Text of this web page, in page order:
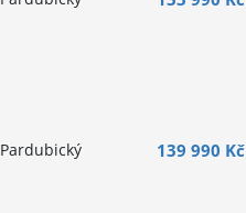
Pardubický 139 990 Kč